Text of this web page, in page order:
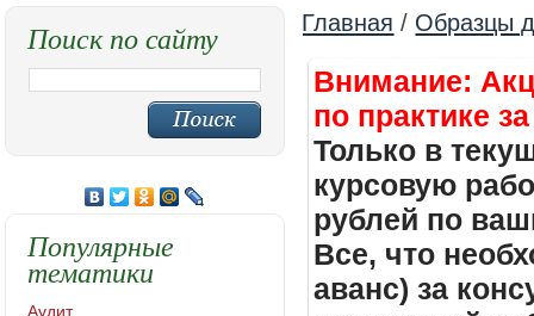
Главная / Образцы
Внимание:
по практике
Только в
курсовую
рублей по
Все, что
аванс) за
Поиск по сайту
Популярные
тематики
Аудит